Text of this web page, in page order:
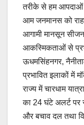
तरीके से हम आपदाओं
आम जनमानस को
आगामी मानसून
आकस्मिकताओं से
ऊधमसिंहनगर,
प्रभावित इलाकों में
राज्य में चारधाम
का 24 घंटे अलर्ट पर
और बचाव दल तथा